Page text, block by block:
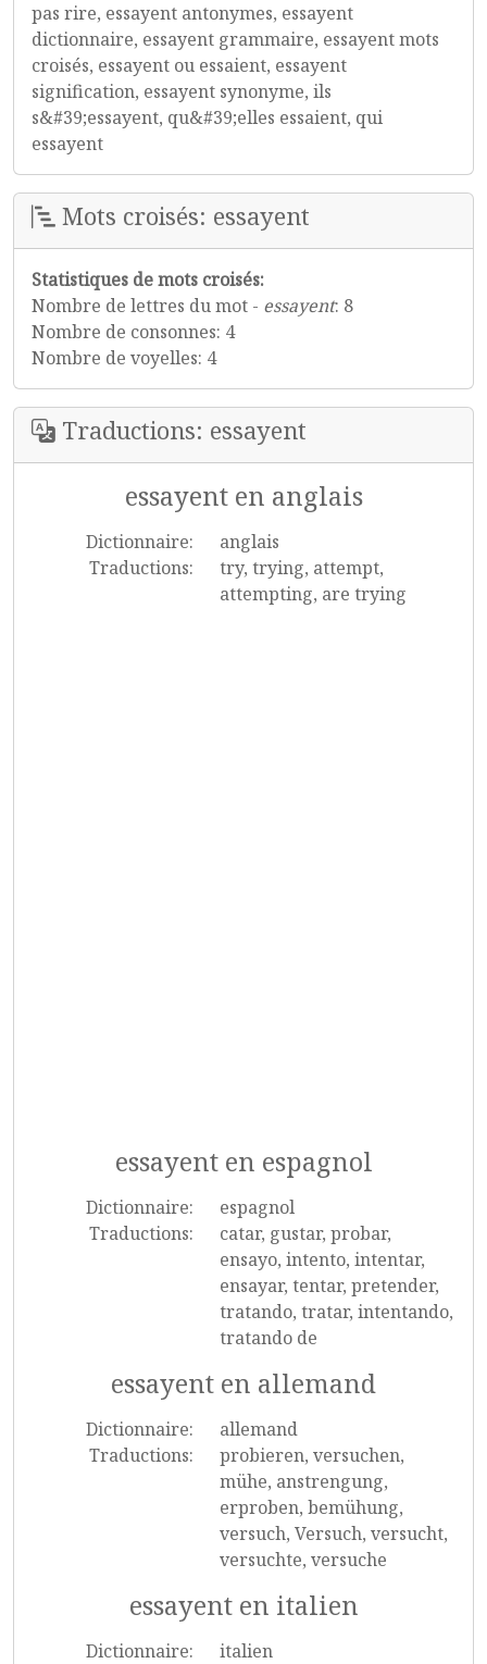
pas rire, essayent antonymes, essayent
dictionnaire, essayent grammaire, essayent mots
croisés, essayent ou essaient, essayent
signification, essayent synonyme, ils
s&#39;essayent, qu&#39;elles essaient, qui
essayent
Mots croisés: essayent
Statistiques de mots croisés:
Nombre de lettres du mot - essayent: 8
Nombre de consonnes: 4
Nombre de voyelles: 4
Traductions: essayent
essayent en anglais
Dictionnaire:
anglais
Traductions:
try, trying, attempt,
attempting, are trying
essayent en espagnol
Dictionnaire:
espagnol
Traductions:
catar, gustar, probar,
ensayo, intento, intentar,
ensayar, tentar, pretender,
tratando, tratar, intentando,
tratando de
essayent en allemand
Dictionnaire:
allemand
Traductions:
probieren, versuchen,
mühe, anstrengung,
erproben, bemühung,
versuch, Versuch, versucht,
versuchte, versuche
essayent en italien
Dictionnaire: italien